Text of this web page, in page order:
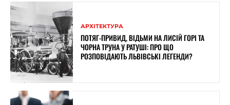
АРХІТЕКТУРА
ПОТЯГ-ПРИВИД, ВІДЬМИ НА ЛИСІЙ ГОРІ ТА
ЧОРНА ТРУНА У РАТУШІ: ПРО ЩО
РОЗПОВІДАЮТЬ ЛЬВІВСЬКІ ЛЕГЕНДИ?